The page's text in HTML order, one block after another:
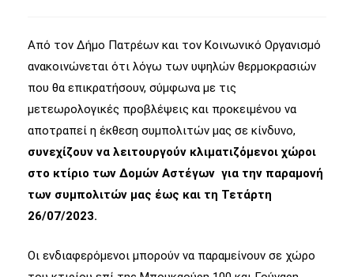
Από τον Δήμο Πατρέων και τον Κοινωνικό Οργανισμό
ανακοινώνεται ότι λόγω των υψηλών θερμοκρασιών
που θα επικρατήσουν, σύμφωνα με τις
μετεωρολογικές προβλέψεις και προκειμένου να
αποτραπεί η έκθεση συμπολιτών μας σε κίνδυνο,
συνεχίζουν να λειτουργούν κλιματιζόμενοι χώροι
στο κτίριο των Δομών Αστέγων για την παραμονή
των συμπολιτών μας έως και τη Τετάρτη
26/07/2023.
Οι ενδιαφερόμενοι μπορούν να παραμείνουν σε χώρο